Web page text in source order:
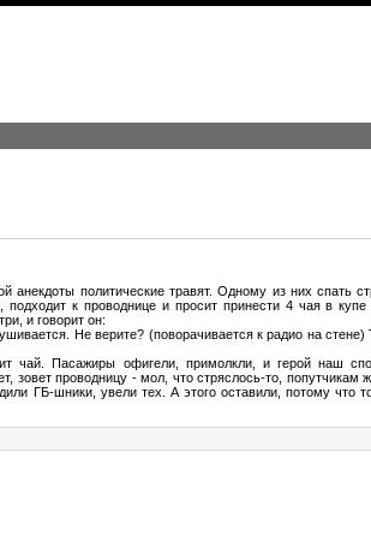
анекдоты политические травят. Одному из них спать
к проводнице и просит принести 4 чая в
и говорит он:
Не верите? (поворачивается к радио на
чай. Пасажиры офигели, примолкли, и герой наш
зовет проводницу - мол, что стряслось-то,
ГБ-шники, увели тех. А этого оставили, потому что